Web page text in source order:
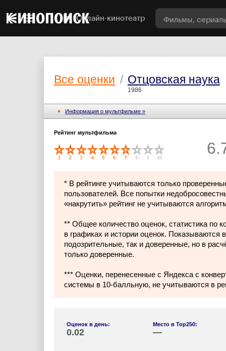
Онлайн-кинотеатр
Все оценки / Отцовская наука
1986
Информация о мультфильме »
Рейтинг мультфильма
* В рейтинге учитываются только
пользователей. Все попытки
«накрутить» рейтинг не учитываются
** Общее количество оценок, статистика по
в графиках и истории оценок. Показываются
подозрительные, так и доверенные, но в
только доверенные.
*** Оценки, перенесенные с Яндекса с
системы в 10-балльную, не учитываются в
Оценок в день:
0.02
Место в Top250:
—